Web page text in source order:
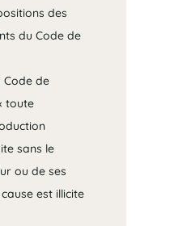
des
du Code de
Code de
toute
sans le
ou de ses
est illicite